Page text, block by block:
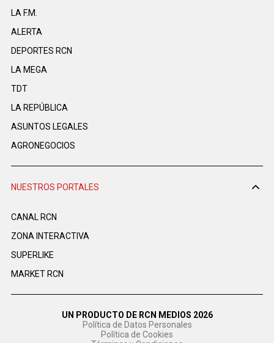
LA F.M.
ALERTA
DEPORTES RCN
LA MEGA
TDT
LA REPÚBLICA
ASUNTOS LEGALES
AGRONEGOCIOS
NUESTROS PORTALES
CANAL RCN
ZONA INTERACTIVA
SUPERLIKE
MARKET RCN
UN PRODUCTO DE RCN MEDIOS 2026
Política de Datos Personales
Política de Cookies